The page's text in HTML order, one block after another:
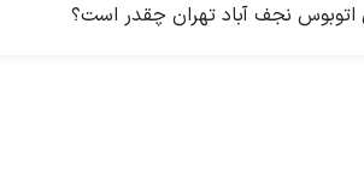
نجف آباد تهران چقدر است؟